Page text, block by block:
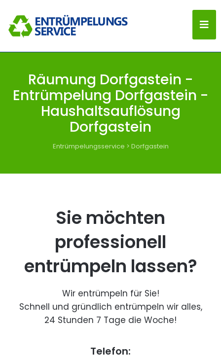
Räumung Dorfgastein -
Entrümpelung Dorfgastein -
Haushaltsauflösung
Dorfgastein
Entrümpelungsservice > Dorfgastein
Sie möchten
professionell
entrümpeln lassen?
Wir entrümpeln für Sie!
Schnell und gründlich entrümpeln wir alles,
24 Stunden 7 Tage die Woche!
Telefon: